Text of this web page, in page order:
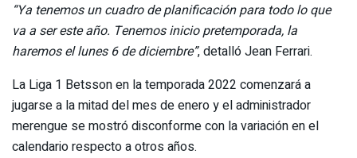
“Ya tenemos un cuadro de planificación para todo lo que
va a ser este año. Tenemos inicio pretemporada, la
haremos el lunes 6 de diciembre”, detalló Jean Ferrari.
La Liga 1 Betsson en la temporada 2022 comenzará a
jugarse a la mitad del mes de enero y el administrador
merengue se mostró disconforme con la variación en el
calendario respecto a otros años.